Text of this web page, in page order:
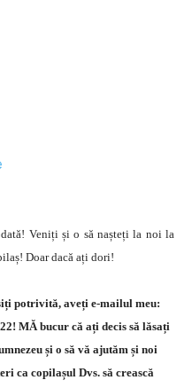
Veniți și o să nașteți la noi la
Doar dacă ați dori!
potrivită, aveți e-mailul meu:
MĂ bucur că ați decis să lăsați
și o să vă ajutăm și noi
ca copilașul Dvs. să crească